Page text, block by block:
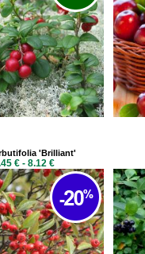
'Brilliant'
€ - 8.12 €